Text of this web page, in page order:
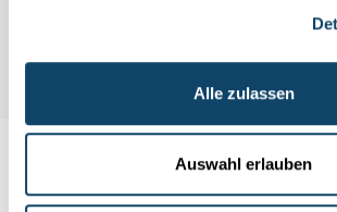
Alle zulassen
Auswahl erlauben
Folgescience.lu